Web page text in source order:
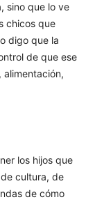
sino que lo ve
chicos que
digo que la
de que ese
alimentación,
los hijos que
cultura, de
de cómo